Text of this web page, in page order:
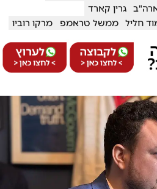
גרין קארד
חליל ממשל טראמפ מרקו רוביו